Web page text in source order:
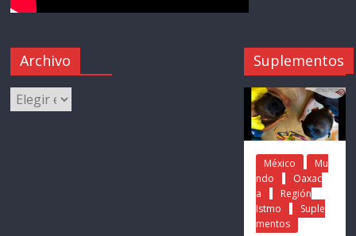
Archivo Suplementos
México
Mu
ndo
Oaxac
a
Región
Istmo
Suple
mentos